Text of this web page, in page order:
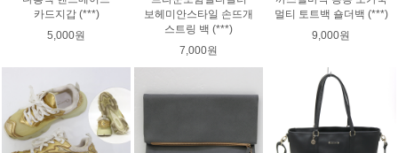
카드지갑 (***)
5,000원
보헤미안스타일 손뜨개
스트링 백 (***)
7,000원
멀티 토트백 숄더백 (***)
9,000원